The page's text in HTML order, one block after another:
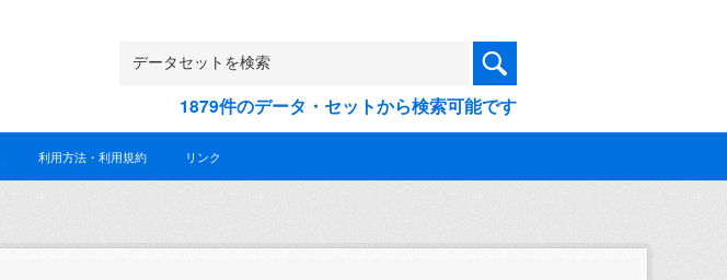
1879件のデータ・セットから検索可能です
利用方法・利用規約 リンク